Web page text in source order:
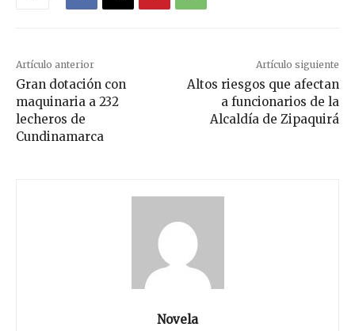
Artículo anterior
Gran dotación con
maquinaria a 232
lecheros de
Cundinamarca
Artículo siguiente
Altos riesgos que afectan
a funcionarios de la
Alcaldía de Zipaquirá
Novela